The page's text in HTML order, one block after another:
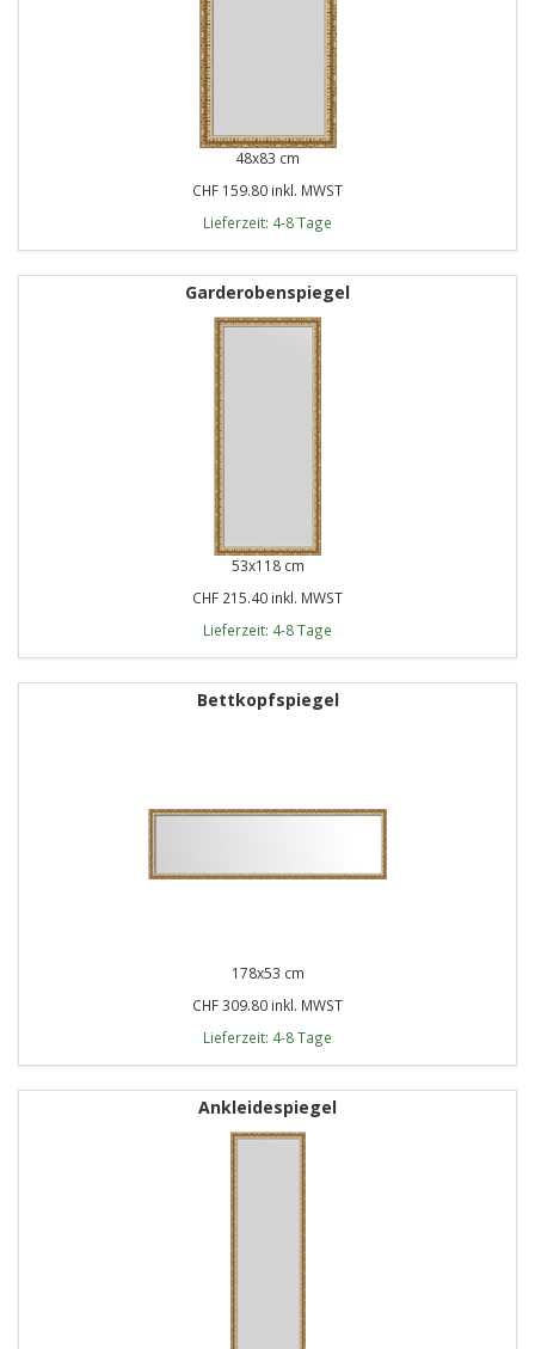
48x83 cm
CHF 159.80 inkl. MWST
Lieferzeit: 4-8 Tage
Garderobenspiegel
53x118 cm
CHF 215.40 inkl. MWST
Lieferzeit: 4-8 Tage
Bettkopfspiegel
178x53 cm
CHF 309.80 inkl. MWST
Lieferzeit: 4-8 Tage
Ankleidespiegel